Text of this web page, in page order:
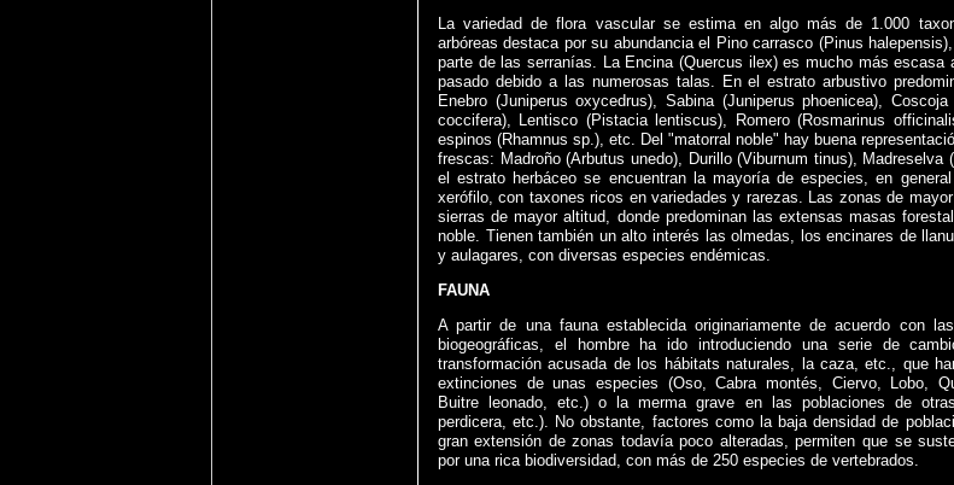
La variedad de flora vascular se estima en algo más de 1.000
arbóreas destaca por su abundancia el Pino carrasco (Pinus
parte de las serranías. La Encina (Quercus ilex) es mucho más escasa
pasado debido a las numerosas talas. En el estrato arbustivo
Enebro (Juniperus oxycedrus), Sabina (Juniperus phoenicea),
coccifera), Lentisco (Pistacia lentiscus), Romero (Rosmarinus
espinos (Rhamnus sp.), etc. Del "matorral noble" hay buena
frescas: Madroño (Arbutus unedo), Durillo (Viburnum tinus), Madreselva
el estrato herbáceo se encuentran la mayoría de especies, en
xerófilo, con taxones ricos en variedades y rarezas. Las zonas de
sierras de mayor altitud, donde predominan las extensas masas
noble. Tienen también un alto interés las olmedas, los encinares de
y aulagares, con diversas especies endémicas.
FAUNA
A partir de una fauna establecida originariamente de acuerdo con
biogeográficas, el hombre ha ido introduciendo una serie de
transformación acusada de los hábitats naturales, la caza, etc., que
extinciones de unas especies (Oso, Cabra montés, Ciervo, Lobo,
Buitre leonado, etc.) o la merma grave en las poblaciones de
perdicera, etc.). No obstante, factores como la baja densidad de
gran extensión de zonas todavía poco alteradas, permiten que se
por una rica biodiversidad, con más de 250 especies de vertebrados.